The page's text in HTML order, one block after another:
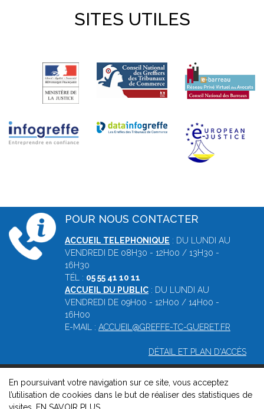
SITES UTILES
POUR NOUS CONTACTER
ACCUEIL TELEPHONIQUE : DU LUNDI AU
VENDREDI DE 08H30 - 12H00 / 13H30 -
16H30
TÉL : 05 55 41 10 11
ACCUEIL DU PUBLIC : DU LUNDI AU
VENDREDI DE 09H00 - 12H00 / 14H00 -
16H00
E-MAIL : ACCUEIL@GREFFE-TC-GUERET.FR
DÉTAIL ET PLAN D'ACCÈS
© 2026, Greffe du tribunal de commerce de Guéret -Mentions
légales-Contact -Gestion des cookies -Politique de
En poursuivant votre navigation sur ce site, vous acceptez
l’utilisation de cookies dans le but de réaliser des statistiques de